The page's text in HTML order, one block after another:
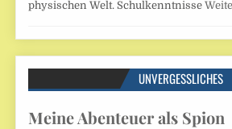
physischen Welt. Schulkenntnisse
UNVERGESSLICHES
Meine Abenteuer als Spion